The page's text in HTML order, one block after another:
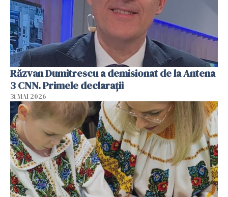
Răzvan Dumitrescu a demisionat de la Antena
3 CNN. Primele declarații
31 MAI 2026